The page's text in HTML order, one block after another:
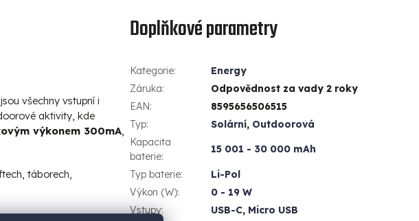
všechny vstupní i
aktivity, kde
výkonem 300mA,
táborech,
Doplňkové parametry
Kategorie:
Energy
Záruka:
Odpovědnost za vady 2 roky
EAN:
8595656506515
Typ: Solární, Outdoorová
Kapacita
baterie:
15 001 - 30 000 mAh
Typ baterie:
Li-Pol
Výkon (W):
0 - 19 W
Vstupy: USB-C, Micro USB